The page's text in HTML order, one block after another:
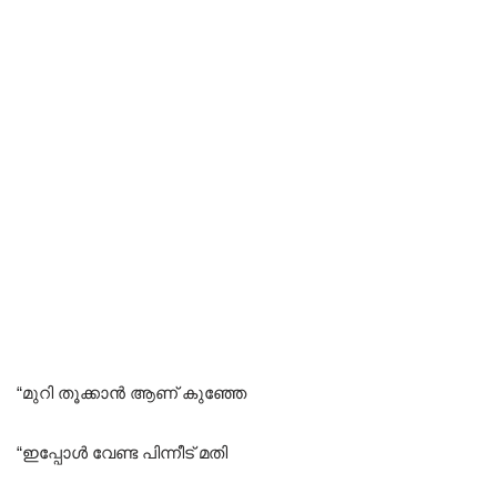
“മുറി തൂക്കാൻ ആണ് കുഞ്ഞേ
“ഇപ്പോൾ വേണ്ട പിന്നീട് മതി